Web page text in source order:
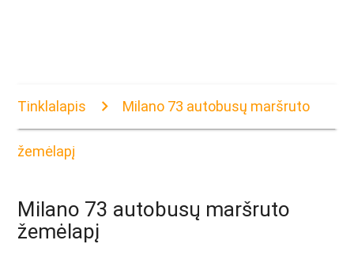
Tinklalapis Milano 73 autobusų maršruto
žemėlapį
Milano 73 autobusų maršruto
žemėlapį